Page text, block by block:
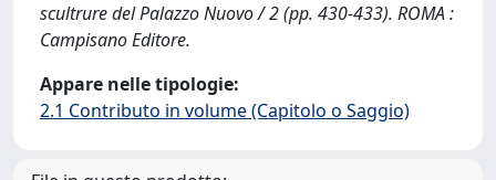
scultrure del Palazzo Nuovo / 2 (pp. 430-433). ROMA :
Campisano Editore.
Appare nelle tipologie:
2.1 Contributo in volume (Capitolo o Saggio)